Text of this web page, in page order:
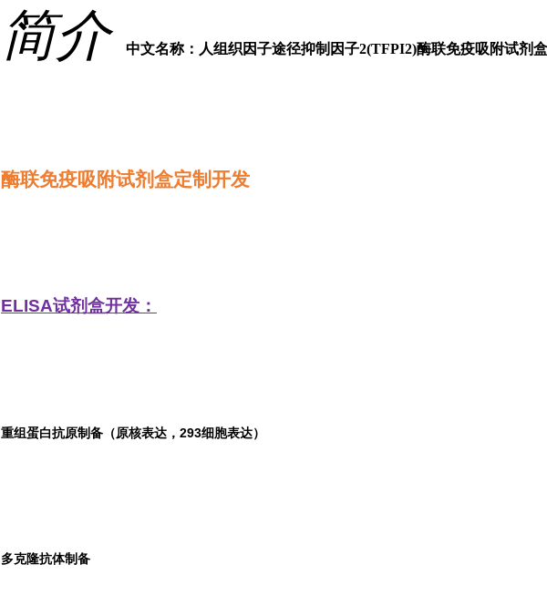
简介
中文名称：人组织因子途径抑制因子2(TFPI2)酶联免疫吸附试剂盒
酶联免疫吸附试剂盒定制开发
ELISA试剂盒开发：
重组蛋白抗原制备（原核表达，293细胞表达）
多克隆抗体制备